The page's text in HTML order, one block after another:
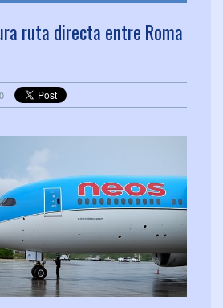
ruta directa entre Roma
0